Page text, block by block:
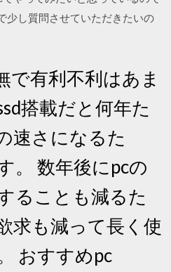
少し質問させていただきたいの
で有利不利はあま
搭載だと何年た
速さになるた
。 数年後にpcの
ることも減るた
求も減って長く使
おすすめpc